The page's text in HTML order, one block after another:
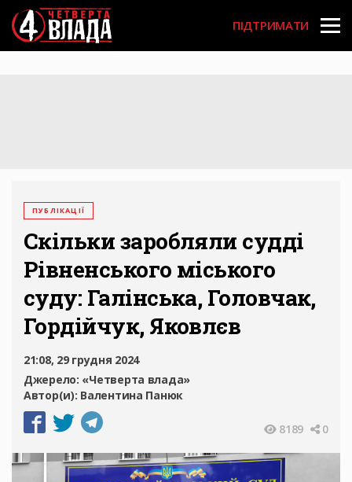
Перейти
до
основного
вмісту
User
account
ПІДТРИМАТИ
ПУБЛІКАЦІЇ
Скільки заробляли судді
Рівненського міського
суду: Галінська, Головчак,
Гордійчук, Яковлєв
21:08, 29 грудня 2024
Джерело: «Четверта влада»
Автор(и): Валентина Панюк
8189 0